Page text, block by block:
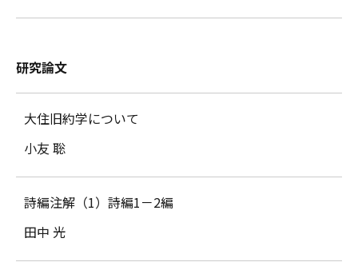
研究論文
大住旧約学について
小友 聡
詩編注解（1）詩編1－2編
田中 光